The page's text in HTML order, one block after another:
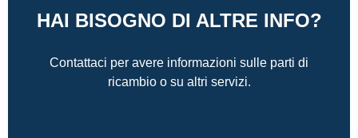
HAI BISOGNO DI ALTRE INFO?
Contattaci per avere informazioni sulle parti di
ricambio o su altri servizi.